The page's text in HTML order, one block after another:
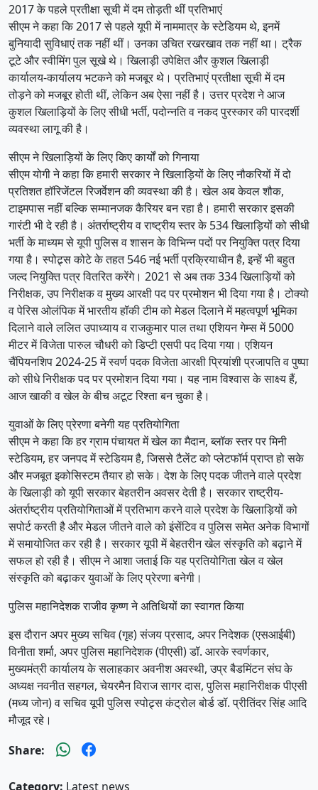
2017 के पहले प्रतीक्षा सूची में दम तोड़ती थीं प्रतिभाएं
सीएम ने कहा कि 2017 से पहले यूपी में नाममात्र के स्टेडियम थे, इनमें
बुनियादी सुविधाएं तक नहीं थीं। उनका उचित रखरखाव तक नहीं था। ट्रैक
टूटे और स्वीमिंग पुल सूखे थे। खिलाड़ी उपेक्षित और कुशल खिलाड़ी
कार्यालय-कार्यालय भटकने को मजबूर थे। प्रतिभाएं प्रतीक्षा सूची में दम
तोड़ने को मजबूर होती थीं, लेकिन अब ऐसा नहीं है। उत्तर प्रदेश ने आज
कुशल खिलाड़ियों के लिए सीधी भर्ती, पदोन्नति व नकद पुरस्कार की पारदर्शी
व्यवस्था लागू की है।
सीएम ने खिलाड़ियों के लिए किए कार्यों को गिनाया
सीएम योगी ने कहा कि हमारी सरकार ने खिलाड़ियों के लिए नौकरियों में दो
प्रतिशत हॉरिजेंटल रिजर्वेशन की व्यवस्था की है। खेल अब केवल शौक,
टाइमपास नहीं बल्कि सम्मानजक कैरियर बन रहा है। हमारी सरकार इसकी
गारंटी भी दे रही है। अंतर्राष्ट्रीय व राष्ट्रीय स्तर के 534 खिलाड़ियों को सीधी
भर्ती के माध्यम से यूपी पुलिस व शासन के विभिन्न पदों पर नियुक्ति पत्र दिया
गया है। स्पोट्र्स कोटे के तहत 546 नई भर्ती प्रक्रियाधीन है, इन्हें भी बहुत
जल्द नियुक्ति पत्र वितरित करेंगे। 2021 से अब तक 334 खिलाड़ियों को
निरीक्षक, उप निरीक्षक व मुख्य आरक्षी पद पर प्रमोशन भी दिया गया है। टोक्यो
व पेरिस ओलंपिक में भारतीय हॉकी टीम को मेडल दिलाने में महत्वपूर्ण भूमिका
दिलाने वाले ललित उपाध्याय व राजकुमार पाल तथा एशियन गेम्स में 5000
मीटर में विजेता पारुल चौधरी को डिप्टी एसपी पद दिया गया। एशियन
चैंपियनशिप 2024-25 में स्वर्ण पदक विजेता आरक्षी प्रियांशी प्रजापति व पुष्पा
को सीधे निरीक्षक पद पर प्रमोशन दिया गया। यह नाम विश्वास के साक्ष्य हैं,
आज खाकी व खेल के बीच अटूट रिश्ता बन चुका है।
युवाओं के लिए प्रेरणा बनेगी यह प्रतियोगिता
सीएम ने कहा कि हर ग्राम पंचायत में खेल का मैदान, ब्लॉक स्तर पर मिनी
स्टेडियम, हर जनपद में स्टेडियम है, जिससे टैलेंट को प्लेटफॉर्म प्राप्त हो सके
और मजबूत इकोसिस्टम तैयार हो सके। देश के लिए पदक जीतने वाले प्रदेश
के खिलाड़ी को यूपी सरकार बेहतरीन अवसर देती है। सरकार राष्ट्रीय-
अंतर्राष्ट्रीय प्रतियोगिताओं में प्रतिभाग करने वाले प्रदेश के खिलाड़ियों को
सपोर्ट करती है और मेडल जीतने वाले को इंसेंटिव व पुलिस समेत अनेक विभागों
में समायोजित कर रही है। सरकार यूपी में बेहतरीन खेल संस्कृति को बढ़ाने में
सफल हो रही है। सीएम ने आशा जताई कि यह प्रतियोगिता खेल व खेल
संस्कृति को बढ़ाकर युवाओं के लिए प्रेरणा बनेगी।
पुलिस महानिदेशक राजीव कृष्ण ने अतिथियों का स्वागत किया
इस दौरान अपर मुख्य सचिव (गृह) संजय प्रसाद, अपर निदेशक (एसआईबी)
विनीता शर्मा, अपर पुलिस महानिदेशक (पीएसी) डॉ. आरके स्वर्णकार,
मुख्यमंत्री कार्यालय के सलाहकार अवनीश अवस्थी, उप्र बैडमिंटन संघ के
अध्यक्ष नवनीत सहगल, चेयरमैन विराज सागर दास, पुलिस महानिरीक्षक पीएसी
(मध्य जोन) व सचिव यूपी पुलिस स्पोट्र्स कंट्रोल बोर्ड डॉ. प्रीतिंदर सिंह आदि
मौजूद रहे।
Share:
Category: Latest news